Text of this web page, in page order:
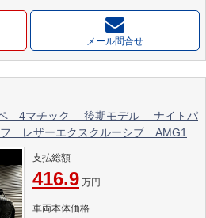
メール問合せ
ペ 4マチック 後期モデル ナイトパ
レザーエクスクルーシブ AMG19
ップディスプレイ
支払総額
416.9 万円
車両本体価格